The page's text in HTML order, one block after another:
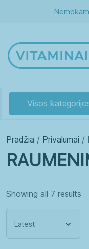
Visos
Akims
Pradžia / Privalumai /
Showing all 7 results